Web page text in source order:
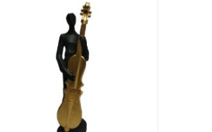
Cama e banho
Móveis
Decoração
Abajures e